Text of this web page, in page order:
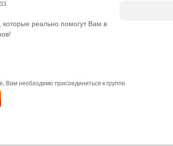
которые реально помогут Вам в
Вам необходимо присоединиться к группе.